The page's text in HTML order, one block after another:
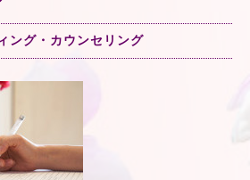
ング・カウンセリング